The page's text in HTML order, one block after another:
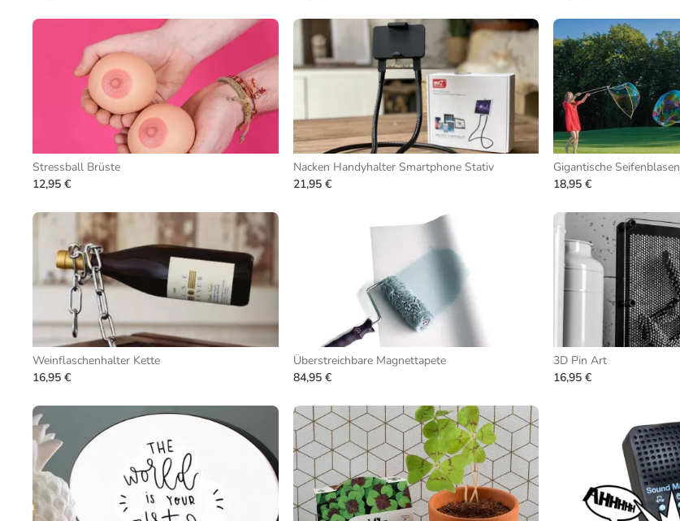
Stressball Brüste
12,95 €
Nacken Handyhalter Smartphone Stativ
21,95 €
Gigantische Seifenblasen
18,95 €
Weinflaschenhalter Kette
16,95 €
Überstreichbare Magnettapete
84,95 €
3D Pin Art
16,95 €